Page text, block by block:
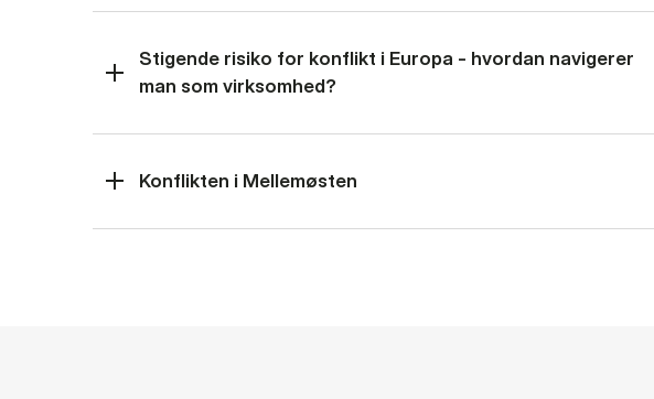
Stigende risiko for konflikt i Europa - hvordan navigerer
man som virksomhed?
Konflikten i Mellemøsten